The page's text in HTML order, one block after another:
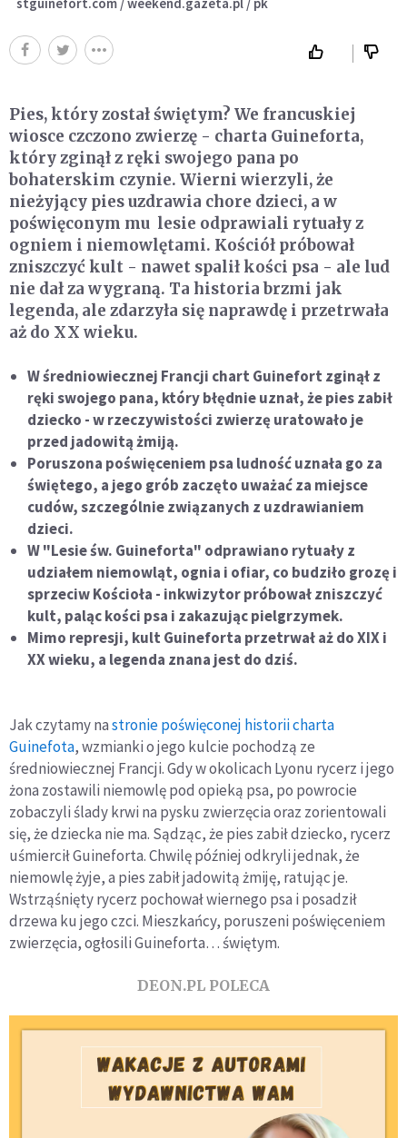
stguinefort.com / weekend.gazeta.pl / pk
Pies, który został świętym? We francuskiej
wiosce czczono zwierzę - charta Guineforta,
który zginął z ręki swojego pana po
bohaterskim czynie. Wierni wierzyli, że
nieżyjący pies uzdrawia chore dzieci, a w
poświęconym mu lesie odprawiali rytuały z
ogniem i niemowlętami. Kościół próbował
zniszczyć kult - nawet spalił kości psa - ale lud
nie dał za wygraną. Ta historia brzmi jak
legenda, ale zdarzyła się naprawdę i przetrwała
aż do XX wieku.
W średniowiecznej Francji chart Guinefort zginął z
ręki swojego pana, który błędnie uznał, że pies zabił
dziecko - w rzeczywistości zwierzę uratowało je
przed jadowitą żmiją.
Poruszona poświęceniem psa ludność uznała go za
świętego, a jego grób zaczęto uważać za miejsce
cudów, szczególnie związanych z uzdrawianiem
dzieci.
W "Lesie św. Guineforta" odprawiano rytuały z
udziałem niemowląt, ognia i ofiar, co budziło grozę i
sprzeciw Kościoła - inkwizytor próbował zniszczyć
kult, paląc kości psa i zakazując pielgrzymek.
Mimo represji, kult Guineforta przetrwał aż do XIX i
XX wieku, a legenda znana jest do dziś.
Jak czytamy nastronie poświęconej historii charta
Guinefota, wzmianki o jego kulcie pochodzą ze
średniowiecznej Francji. Gdy w okolicach Lyonu rycerz i jego
żona zostawili niemowlę pod opieką psa, po powrocie
zobaczyli ślady krwi na pysku zwierzęcia oraz zorientowali
się, że dziecka nie ma. Sądząc, że pies zabił dziecko, rycerz
uśmiercił Guineforta. Chwilę później odkryli jednak, że
niemowlę żyje, a pies zabił jadowitą żmiję, ratując je.
Wstrząśnięty rycerz pochował wiernego psa i posadził
drzewa ku jego czci. Mieszkańcy, poruszeni poświęceniem
zwierzęcia, ogłosili Guineforta… świętym.
DEON.PL POLECA